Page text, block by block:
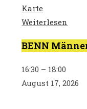
KarteBENN
Wilmersdorf
Weiterlesen
BENN
-
مقهى
16:30 – 18:00
August 17, 2026